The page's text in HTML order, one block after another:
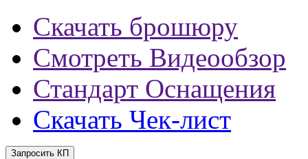
Скачать брошюру
Смотреть Видеообзор
Стандарт Оснащения
Скачать Чек-лист
Запросить КП